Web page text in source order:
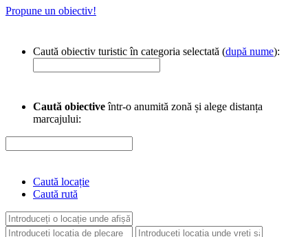
Propune un obiectiv!
Caută obiectiv turistic în categoria selectată (după nume):
Caută obiectiveîntr-o anumită zonă și alege distanța
marcajului:
Caută locație
Caută rută